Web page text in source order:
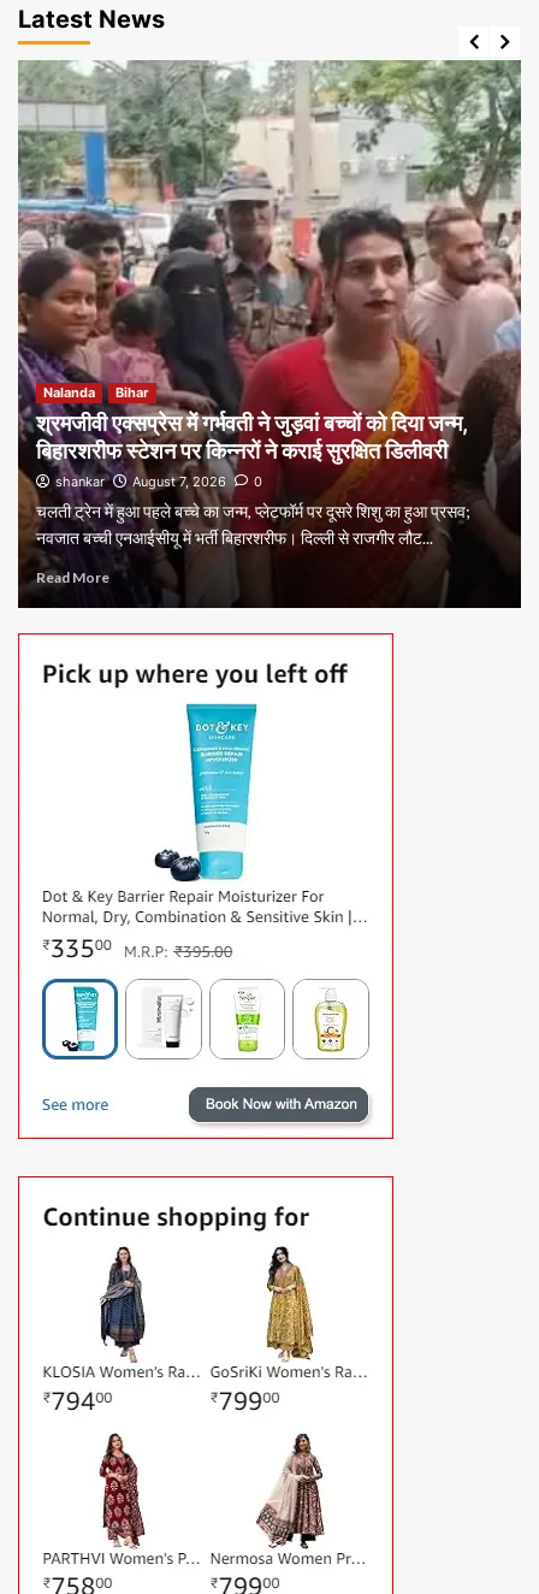
Latest News
Nalanda Bihar
श्रमजीवी एक्सप्रेस में गर्भवती ने जुड़वां बच्चों को दिया जन्म,
बिहारशरीफ स्टेशन पर किन्नरों ने कराई सुरक्षित डिलीवरी
shankar August 7, 2026 0
चलती ट्रेन में हुआ पहले बच्चे का जन्म, प्लेटफॉर्म पर दूसरे शिशु का हुआ प्रसव;
नवजात बच्ची एनआईसीयू में भर्ती बिहारशरीफ। दिल्ली से राजगीर लौट...
Read More